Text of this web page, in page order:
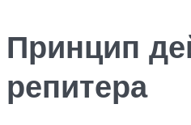
Принцип
репитера